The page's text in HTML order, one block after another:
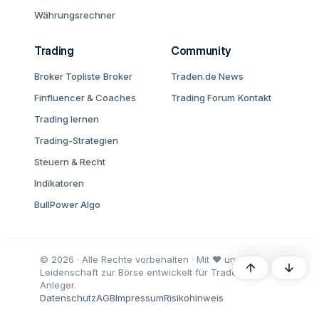
Währungsrechner
Trading
Broker Topliste Broker
Finfluencer & Coaches
Trading lernen
Trading-Strategien
Steuern & Recht
Indikatoren
BullPower Algo
Community
Traden.de News
Trading Forum Kontakt
© 2026 · Alle Rechte vorbehalten · Mit ♥ und
Leidenschaft zur Börse entwickelt für Trader und
Anleger.
DatenschutzAGBImpressumRisikohinweis
Oben Unten